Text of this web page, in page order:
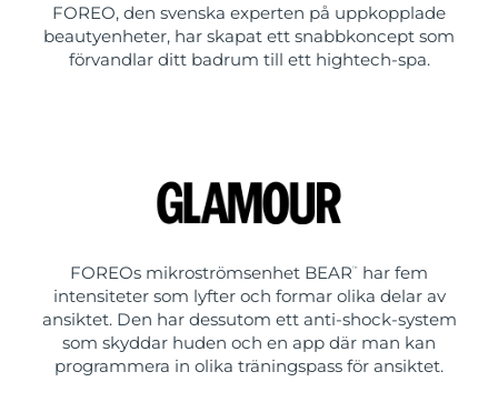
FOREO, den svenska experten på uppkopplade
beautyenheter, har skapat ett snabbkoncept som
förvandlar ditt badrum till ett hightech-spa.
FOREOs mikroströmsenhet BEAR ™
har fem
intensiteter som lyfter och formar olika delar av
ansiktet. Den har dessutom ett anti-shock-system
som skyddar huden och en app där man kan
programmera in olika träningspass för ansiktet.